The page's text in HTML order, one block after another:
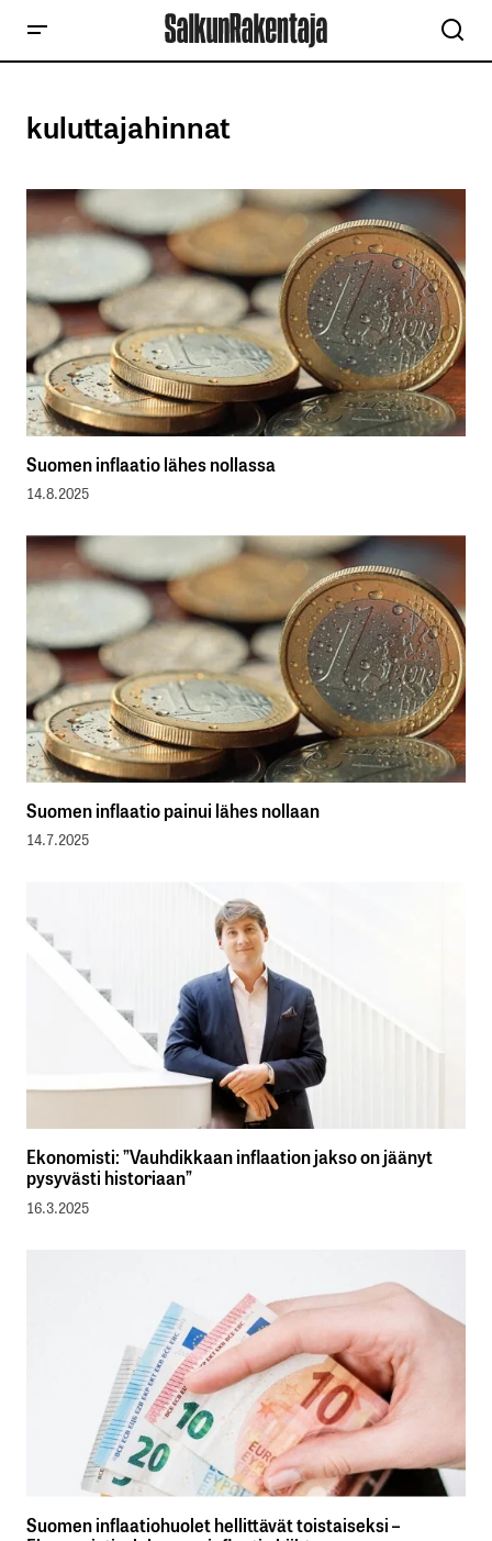
kuluttajahinnat
Suomen inflaatio lähes nollassa
14.8.2025
Suomen inflaatio painui lähes nollaan
14.7.2025
Ekonomisti: ”Vauhdikkaan inflaation jakso on jäänyt
pysyvästi historiaan”
16.3.2025
Suomen inflaatiohuolet hellittävät toistaiseksi –